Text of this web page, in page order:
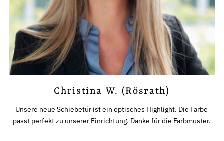
Christina W. (Rösrath)
Unsere neue Schiebetür ist ein optisches Highlight. Die Farbe
passt perfekt zu unserer Einrichtung. Danke für die Farbmuster.